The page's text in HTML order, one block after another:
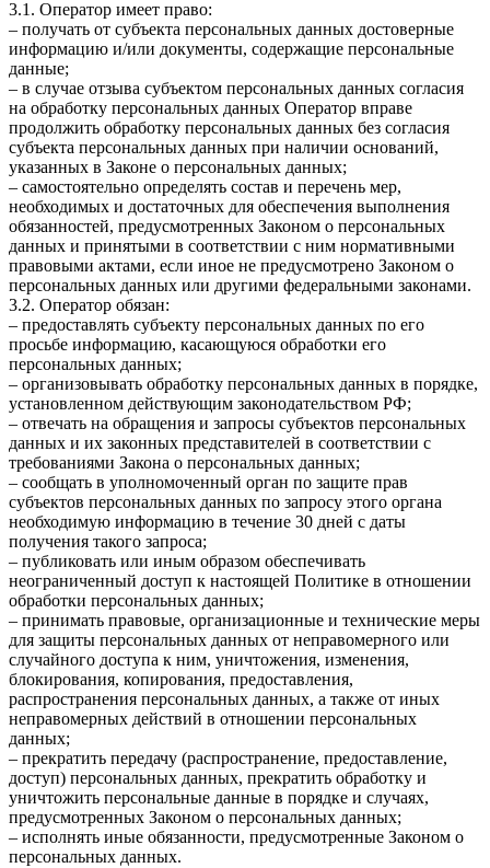
3.1. Оператор имеет право:
– получать от субъекта персональных данных достоверные
информацию и/или документы, содержащие персональные
данные;
– в случае отзыва субъектом персональных данных согласия
на обработку персональных данных Оператор вправе
продолжить обработку персональных данных без согласия
субъекта персональных данных при наличии оснований,
указанных в Законе о персональных данных;
– самостоятельно определять состав и перечень мер,
необходимых и достаточных для обеспечения выполнения
обязанностей, предусмотренных Законом о персональных
данных и принятыми в соответствии с ним нормативными
правовыми актами, если иное не предусмотрено Законом о
персональных данных или другими федеральными законами.
3.2. Оператор обязан:
– предоставлять субъекту персональных данных по его
просьбе информацию, касающуюся обработки его
персональных данных;
– организовывать обработку персональных данных в порядке,
установленном действующим законодательством РФ;
– отвечать на обращения и запросы субъектов персональных
данных и их законных представителей в соответствии с
требованиями Закона о персональных данных;
– сообщать в уполномоченный орган по защите прав
субъектов персональных данных по запросу этого органа
необходимую информацию в течение 30 дней с даты
получения такого запроса;
– публиковать или иным образом обеспечивать
неограниченный доступ к настоящей Политике в отношении
обработки персональных данных;
– принимать правовые, организационные и технические меры
для защиты персональных данных от неправомерного или
случайного доступа к ним, уничтожения, изменения,
блокирования, копирования, предоставления,
распространения персональных данных, а также от иных
неправомерных действий в отношении персональных
данных;
– прекратить передачу (распространение, предоставление,
доступ) персональных данных, прекратить обработку и
уничтожить персональные данные в порядке и случаях,
предусмотренных Законом о персональных данных;
– исполнять иные обязанности, предусмотренные Законом о
персональных данных.